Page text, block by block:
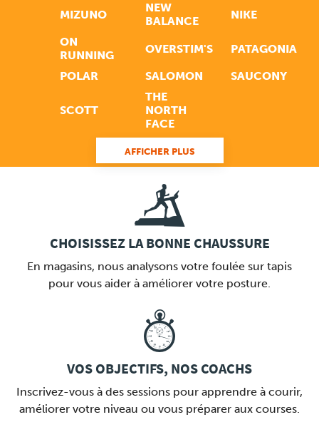
MIZUNO
NEW
BALANCE
NIKE
ON
RUNNING
OVERSTIM'S PATAGONIA
POLAR SALOMON SAUCONY
SCOTT
THE
NORTH
FACE
AFFICHER PLUS
CHOISISSEZ LA BONNE CHAUSSURE
En magasins, nous analysons votre foulée sur tapis
pour vous aider à améliorer votre posture.
VOS OBJECTIFS, NOS COACHS
Inscrivez-vous à des sessions pour apprendre à courir,
améliorer votre niveau ou vous préparer aux courses.